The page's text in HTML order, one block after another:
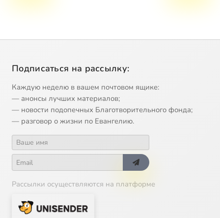
Подписаться на рассылку:
Каждую неделю в вашем почтовом ящике:
— анонсы лучших материалов;
— новости подопечных Благотворительного фонда;
— разговор о жизни по Евангелию.
Рассылки осуществляются на платформе